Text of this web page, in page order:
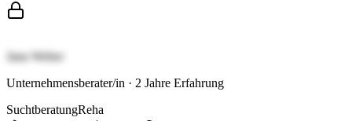
Jana Weber
Unternehmensberater/in · 2 Jahre Erfahrung
SuchtberatungReha